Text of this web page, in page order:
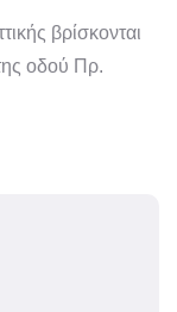
βρίσκονται
οδού Πρ.